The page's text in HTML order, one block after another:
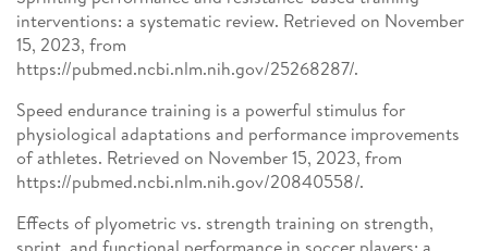
interventions: a systematic review. Retrieved on November
15, 2023, from
https://pubmed.ncbi.nlm.nih.gov/25268287/.
Speed endurance training is a powerful stimulus for
physiological adaptations and performance improvements
of athletes. Retrieved on November 15, 2023, from
https://pubmed.ncbi.nlm.nih.gov/20840558/.
Effects of plyometric vs. strength training on strength,